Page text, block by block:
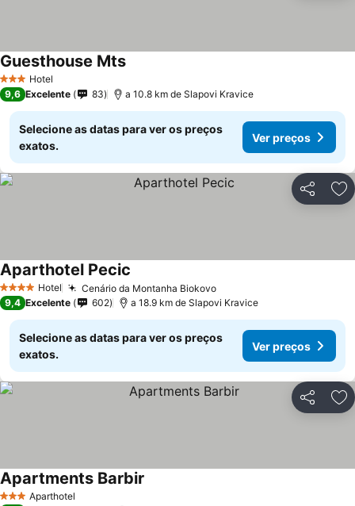
3 EstrelasHotel
Guesthouse Mts
9,6 Excelente 83 a 10.8 km de Slapovi Kravice
Selecione as datas para ver os preços
exatos.
Ver preços
Partilhar
4 EstrelasHotel Cenário da Montanha Biokovo
Aparthotel Pecic
9,4 Excelente 602 a 18.9 km de Slapovi Kravice
Selecione as datas para ver os preços
exatos.
Ver preços
Partilhar
3 EstrelasAparthotel
Apartments Barbir